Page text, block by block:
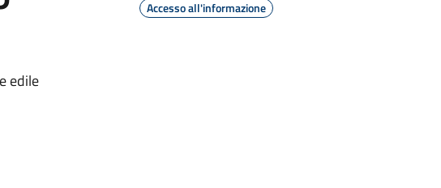
edile
Accesso all'informazione